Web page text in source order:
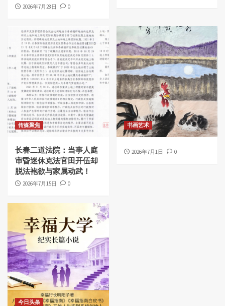
2026年7月28日 0
传媒聚焦
长春二道法院：当事人庭
审昏迷休克法官田开伍却
脱法袍欲与家属动武！
2026年7月15日 0
书画艺术
2026年7月1日 0
今日头条